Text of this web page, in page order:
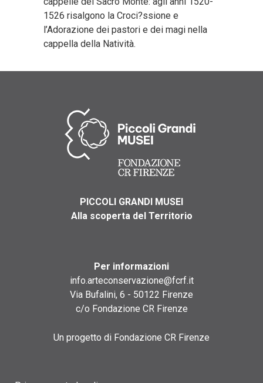
1526 risalgono la Croci?ssione e
l’Adorazione dei pastori e dei magi nella
cappella della Natività.
PICCOLI GRANDI MUSEI
Alla scoperta del Territorio
Per informazioni
info.arteconservazione@fcrf.it
Via Bufalini, 6 - 50122 Firenze
c/o Fondazione CR Firenze
Un progetto di Fondazione CR Firenze